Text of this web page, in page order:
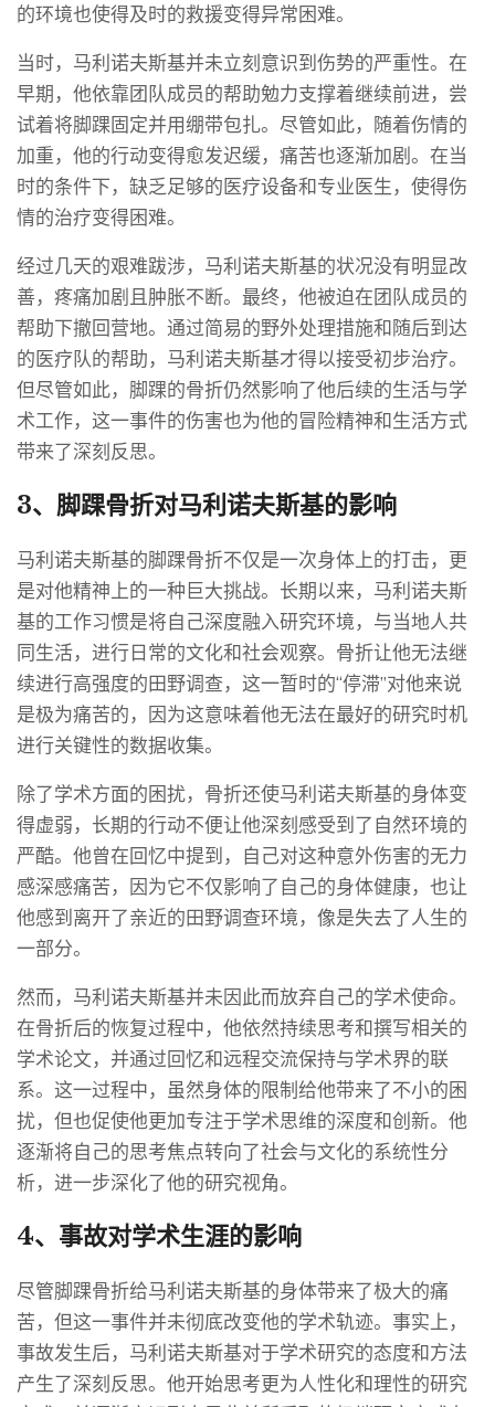
的环境也使得及时的救援变得异常困难。
当时，马利诺夫斯基并未立刻意识到伤势的严重性。在
早期，他依靠团队成员的帮助勉力支撑着继续前进，尝
试着将脚踝固定并用绷带包扎。尽管如此，随着伤情的
加重，他的行动变得愈发迟缓，痛苦也逐渐加剧。在当
时的条件下，缺乏足够的医疗设备和专业医生，使得伤
情的治疗变得困难。
经过几天的艰难跋涉，马利诺夫斯基的状况没有明显改
善，疼痛加剧且肿胀不断。最终，他被迫在团队成员的
帮助下撤回营地。通过简易的野外处理措施和随后到达
的医疗队的帮助，马利诺夫斯基才得以接受初步治疗。
但尽管如此，脚踝的骨折仍然影响了他后续的生活与学
术工作，这一事件的伤害也为他的冒险精神和生活方式
带来了深刻反思。
3、脚踝骨折对马利诺夫斯基的影响
马利诺夫斯基的脚踝骨折不仅是一次身体上的打击，更
是对他精神上的一种巨大挑战。长期以来，马利诺夫斯
基的工作习惯是将自己深度融入研究环境，与当地人共
同生活，进行日常的文化和社会观察。骨折让他无法继
续进行高强度的田野调查，这一暂时的“停滞”对他来说
是极为痛苦的，因为这意味着他无法在最好的研究时机
进行关键性的数据收集。
除了学术方面的困扰，骨折还使马利诺夫斯基的身体变
得虚弱，长期的行动不便让他深刻感受到了自然环境的
严酷。他曾在回忆中提到，自己对这种意外伤害的无力
感深感痛苦，因为它不仅影响了自己的身体健康，也让
他感到离开了亲近的田野调查环境，像是失去了人生的
一部分。
然而，马利诺夫斯基并未因此而放弃自己的学术使命。
在骨折后的恢复过程中，他依然持续思考和撰写相关的
学术论文，并通过回忆和远程交流保持与学术界的联
系。这一过程中，虽然身体的限制给他带来了不小的困
扰，但也促使他更加专注于学术思维的深度和创新。他
逐渐将自己的思考焦点转向了社会与文化的系统性分
析，进一步深化了他的研究视角。
4、事故对学术生涯的影响
尽管脚踝骨折给马利诺夫斯基的身体带来了极大的痛
苦，但这一事件并未彻底改变他的学术轨迹。事实上，
事故发生后，马利诺夫斯基对于学术研究的态度和方法
产生了深刻反思。他开始思考更为人性化和理性的研究